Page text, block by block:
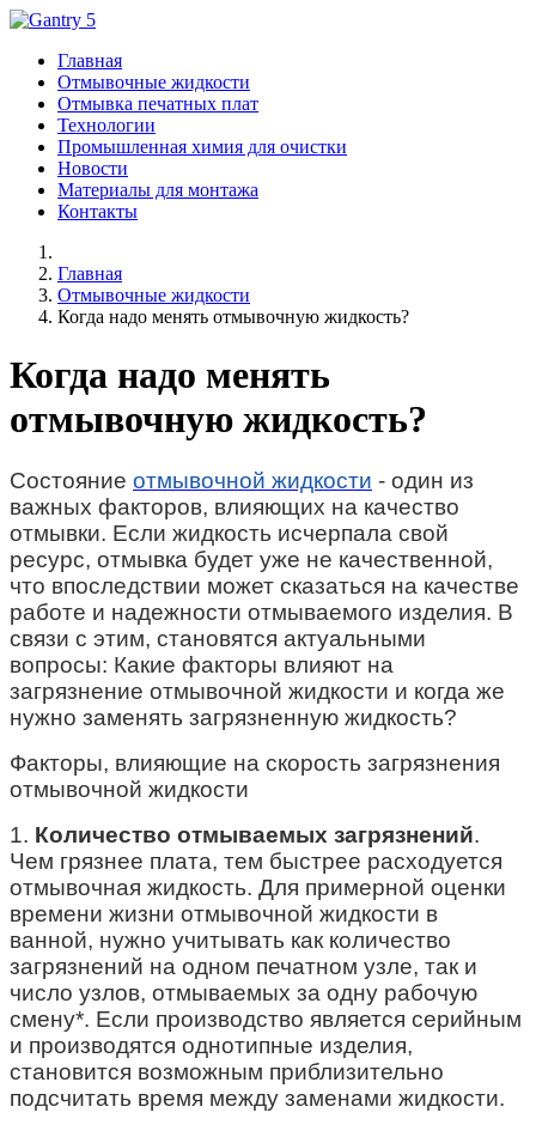
Главная
Отмывочные жидкости
Отмывка печатных плат
Технологии
Промышленная химия для очистки
Новости
Материалы для монтажа
Контакты
Главная
Отмывочные жидкости
Когда надо менять отмывочную жидкость?
Когда надо менять
отмывочную жидкость?
Состояние отмывочной жидкости - один из
важных факторов, влияющих на качество
отмывки. Если жидкость исчерпала свой
ресурс, отмывка будет уже не качественной,
что впоследствии может сказаться на качестве
работе и надежности отмываемого изделия. В
связи с этим, становятся актуальными
вопросы: Какие факторы влияют на
загрязнение отмывочной жидкости и когда же
нужно заменять загрязненную жидкость?
Факторы, влияющие на скорость загрязнения
отмывочной жидкости
1. Количество отмываемых загрязнений.
Чем грязнее плата, тем быстрее расходуется
отмывочная жидкость. Для примерной оценки
времени жизни отмывочной жидкости в
ванной, нужно учитывать как количество
загрязнений на одном печатном узле, так и
число узлов, отмываемых за одну рабочую
смену*. Если производство является серийным
и производятся однотипные изделия,
становится возможным приблизительно
подсчитать время между заменами жидкости.